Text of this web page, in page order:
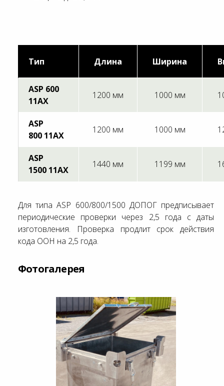
Тип Длина Ширина
ASP 600
11AX
1200 мм 1000 мм
ASP
800 11AX
1200 мм 1000 мм
ASP
1500 11AX
1440 мм 1199 мм
Для типа ASP 600/800/1500 ДОПОГ предписывает
периодические проверки через 2,5 года с даты
изготовления. Проверка продлит срок действия
кода ООН на 2,5 года.
Фотогалерея